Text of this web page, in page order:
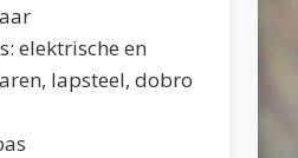
elektrische en
lapsteel, dobro